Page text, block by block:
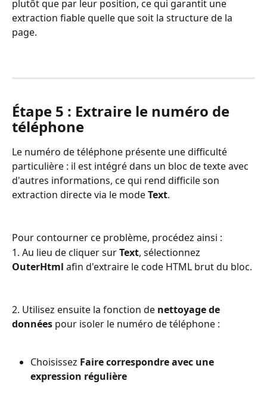
plutôt que par leur position, ce qui garantit une
extraction fiable quelle que soit la structure de la
page.
Étape 5 : Extraire le numéro de
téléphone
Le numéro de téléphone présente une difficulté
particulière : il est intégré dans un bloc de texte avec
d'autres informations, ce qui rend difficile son
extraction directe via le mode Text.
Pour contourner ce problème, procédez ainsi :
1. Au lieu de cliquer sur Text, sélectionnez
OuterHtml afin d'extraire le code HTML brut du bloc.
2. Utilisez ensuite la fonction de nettoyage de
données pour isoler le numéro de téléphone :
Choisissez Faire correspondre avec une
expression régulière